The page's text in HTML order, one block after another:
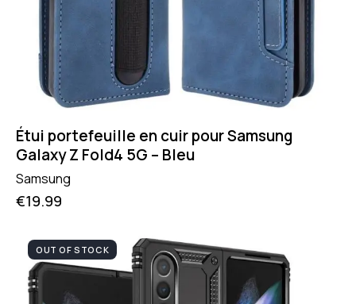
Étui portefeuille en cuir pour Samsung
Galaxy Z Fold4 5G – Bleu
Samsung
€19.99
OUT OF STOCK